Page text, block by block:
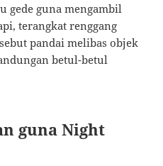
gede guna mengambil
terangkat renggang
pandai melibas objek
betul-betul
guna Night